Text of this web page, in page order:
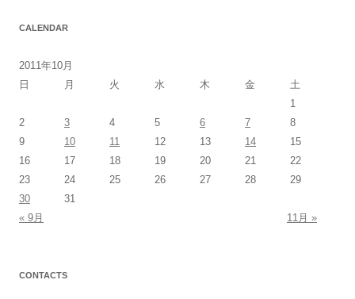
CALENDAR
2011年10月
日
月 火 水 木 金
土
1
2
3 4 5 6 7
8
9
10 11 12 13 14
15
16
17 18 19 20 21
22
23
24 25 26 27 28
29
30
31
« 9月
11月 »
CONTACTS